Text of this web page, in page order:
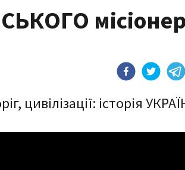
цивілізації: історія